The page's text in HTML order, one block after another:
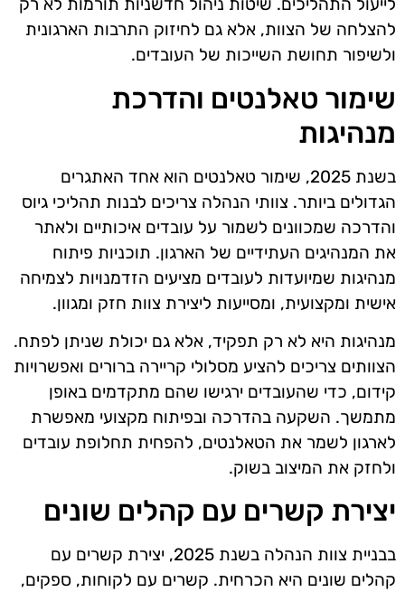
לייעול התהליכים. שיטות ניהול חדשניות תורמות לא רק
להצלחה של הצוות, אלא גם לחיזוק התרבות הארגונית
ולשיפור תחושת השייכות של העובדים.
שימור טאלנטים והדרכת
מנהיגות
בשנת 2025, שימור טאלנטים הוא אחד האתגרים
הגדולים ביותר. צוותי הנהלה צריכים לבנות תהליכי גיוס
והדרכה שמכוונים לשמור על עובדים איכותיים ולאתר
את המנהיגים העתידיים של הארגון. תוכניות פיתוח
מנהיגות שמיועדות לעובדים מציעים הזדמנויות לצמיחה
אישית ומקצועית, ומסייעות ליצירת צוות חזק ומגוון.
מנהיגות היא לא רק תפקיד, אלא גם יכולת שניתן לפתח.
הצוותים צריכים להציע מסלולי קריירה ברורים ואפשרויות
קידום, כדי שהעובדים ירגישו שהם מתקדמים באופן
מתמשך. השקעה בהדרכה ובפיתוח מקצועי מאפשרת
לארגון לשמר את הטאלנטים, להפחית תחלופת עובדים
ולחזק את המיצוב בשוק.
יצירת קשרים עם קהלים שונים
בבניית צוות הנהלה בשנת 2025, יצירת קשרים עם
קהלים שונים היא הכרחית. קשרים עם לקוחות, ספקים,